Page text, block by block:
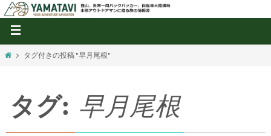
タグ付きの投稿 "早月尾根"
タグ: 早月尾根